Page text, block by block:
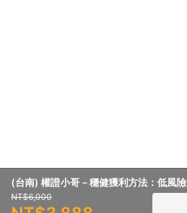
(台南) 權證小哥－穩健獲利方法：低風
NT$6,000